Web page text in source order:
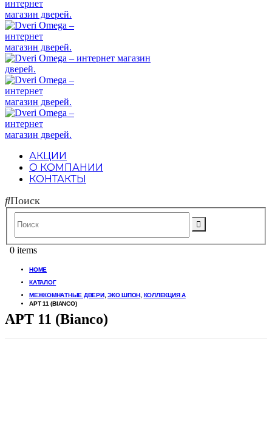
АКЦИИ
О КОМПАНИИ
КОНТАКТЫ
Поиск
0 items
HOME
КАТАЛОГ
МЕЖКОМНАТНЫЕ ДВЕРИ, ЭКО ШПОН КОЛЛЕКЦИЯ A
АРТ 11 (BIANCO)
АРТ 11 (Bianco)